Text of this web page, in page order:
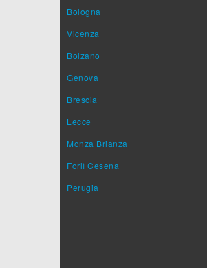
Bologna
Vicenza
Bolzano
Genova
Brescia
Lecce
Monza Brianza
Forlì Cesena
Perugia